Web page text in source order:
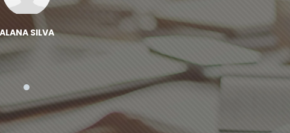
ALANA SILVA